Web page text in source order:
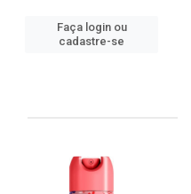
Faça login ou
cadastre-se